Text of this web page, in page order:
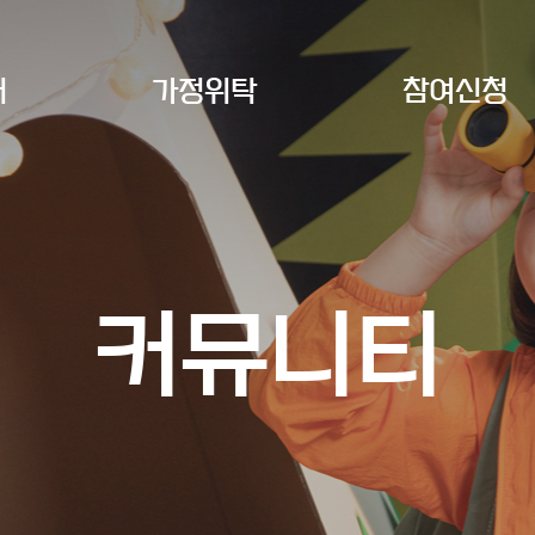
가정위탁 참여신청
커뮤니티